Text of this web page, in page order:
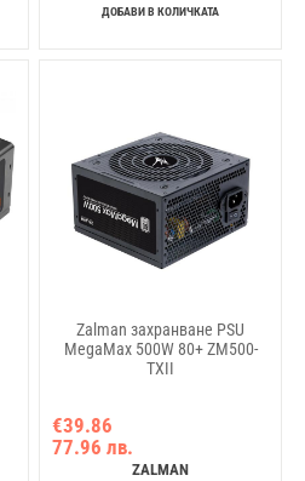
ДОБАВИ В КОЛИЧКАТА
Zalman захранване PSU
MegaMax 500W 80+ ZM500-
TXII
€39.86
77.96 лв.
ZALMAN